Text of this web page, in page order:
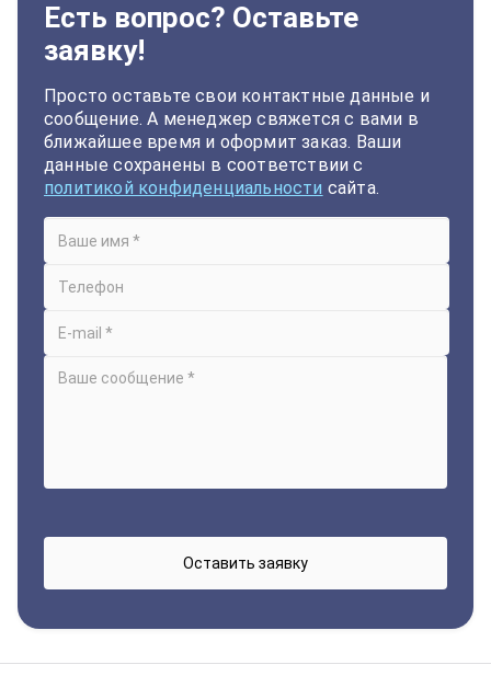
Есть вопрос? Оставьте
заявку!
Просто оставьте свои контактные данные и
сообщение. А менеджер свяжется с вами в
ближайшее время и оформит заказ. Ваши
данные сохранены в соответствии с
политикой конфиденциальности сайта.